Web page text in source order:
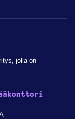
jolla on